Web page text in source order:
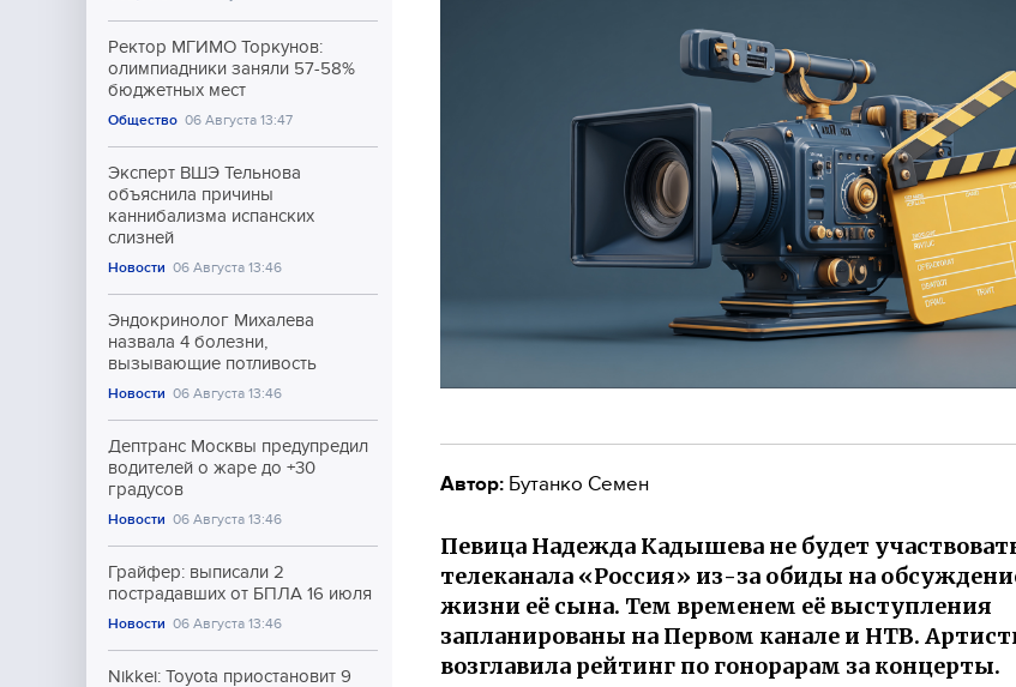
Ректор МГИМО Торкунов:
олимпиадники заняли 57-58%
бюджетных мест
Общество 06 Августа 13:47
Эксперт ВШЭ Тельнова
объяснила причины
каннибализма испанских
слизней
Новости 06 Августа 13:46
Эндокринолог Михалева
назвала 4 болезни,
вызывающие потливость
Новости 06 Августа 13:46
Дептранс Москвы предупредил
водителей о жаре до +30
градусов
Новости 06 Августа 13:46
Грайфер: выписали 2
пострадавших от БПЛА 16 июля
Новости 06 Августа 13:46
Nikkei: Toyota приостановит 9
Автор: Бутанко Семен
Певица Надежда Кадышева не будет
телеканала «Россия» из-за обиды на
жизни её сына. Тем временем её выступления
запланированы на Первом канале и НТВ.
возглавила рейтинг по гонорарам за концерты.